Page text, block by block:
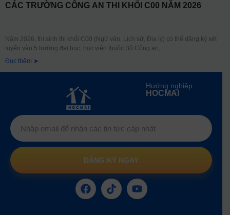
CÁC TRƯỜNG CÔNG AN THI KHỐI C00 NĂM 2026
Năm 2026, thí sinh thi khối C00 (Ngữ văn, Lịch sử, Địa lý) có thể đăng ký xét
tuyển vào 5 trường đại học, học viện thuộc Bộ Công an,
Đọc thêm ➤
Hướng nghiệp
HOCMAI
ĐĂNG KÝ NGAY